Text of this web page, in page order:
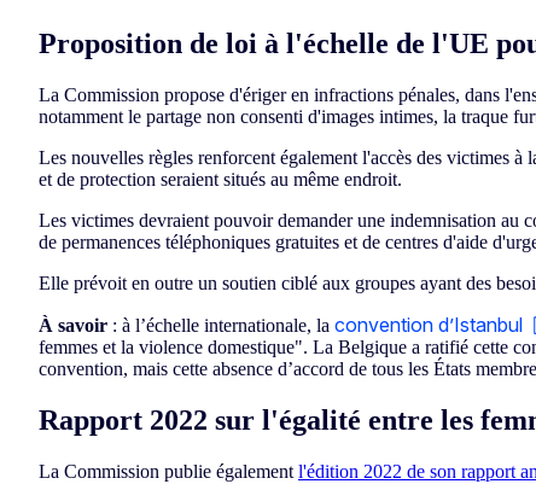
Proposition de loi à l'échelle de l'UE
La Commission propose d'ériger en infractions pénales, dans
notamment le partage non consenti d'images intimes, la traque
Les nouvelles règles renforcent également l'accès des victimes
et de protection seraient situés au même endroit.
Les victimes devraient pouvoir demander une indemnisation au
de permanences téléphoniques gratuites et de centres d'aide
Elle prévoit en outre un soutien ciblé aux groupes ayant des
À savoir : à l’échelle internationale, la convention d’Istanbul
femmes et la violence domestique". La Belgique a ratifié cette
convention, mais cette absence d’accord de tous les États
Rapport 2022 sur l'égalité entre les
La Commission publie également l'édition 2022 de son rapport